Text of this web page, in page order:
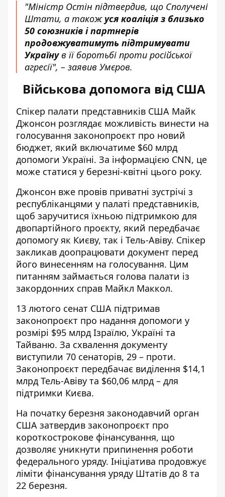
"Міністр Остін підтвердив, що Сполучені
Штати, а також уся коаліція з близько
50 союзників і партнерів
продовжуватимуть підтримувати
Українув її боротьбі проти російської
агресії", – заявив Умєров.
Військова допомога від США
Спікер палати представників США Майк
Джонсон розглядає можливість винести на
голосування законопроєкт про новий
бюджет, який включатиме $60 млрд
допомоги Україні. За інформацією CNN, це
може статися у березні-квітні цього року.
Джонсон вже провів приватні зустрічі з
республіканцями у палаті представників,
щоб заручитися їхньою підтримкою для
двопартійного проєкту, який передбачає
допомогу як Києву, так і Тель-Авіву. Спікер
закликав доопрацювати документ перед
його винесенням на голосування. Цим
питанням займається голова палати із
закордонних справ Майкл Маккол.
13 лютого сенат США підтримав
законопроєкт про надання допомоги у
розмірі $95 млрд Ізраїлю, Україні та
Тайваню. За схвалення документу
виступили 70 сенаторів, 29 – проти.
Законопроєкт передбачає виділення $14,1
млрд Тель-Авіву та $60,06 млрд – для
підтримки Києва.
На початку березня законодавчий орган
США затвердив законопроєкт про
короткострокове фінансування, що
дозволяє уникнути припинення роботи
федерального уряду. Ініціатива продовжує
ліміти фінансування уряду Штатів до 8 та
22 березня.